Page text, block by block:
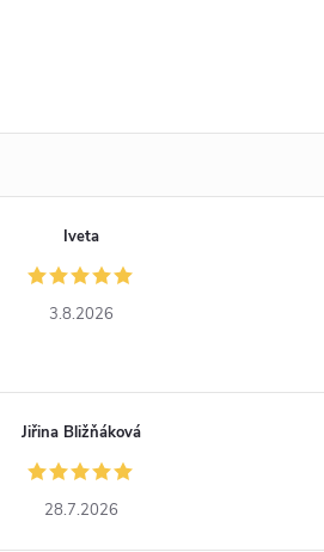
Iveta
3.8.2026
Jiřina Bližňáková
28.7.2026